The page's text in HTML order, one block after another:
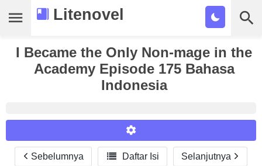
Litenovel
Daftar Novel
Tamat
Bookmark
I Became the Only Non-mage in the
Academy Episode 175 Bahasa
Indonesia
Reader Settings
Sebelumnya  Daftar Isi Selanjutnya